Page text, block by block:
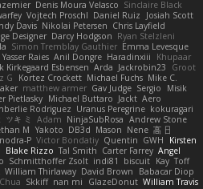
Denis Moura Velasco Sinclaire Black
Vojtech Proschl Daniel Ruiz
Josiah Scott
Davis Nikolai Petersen Chris Layfield
Designer Darcy Hodgson Ryan Stelzleni
Simon Tremblay Gauthier Emma Levesque
Yasser Raies Anil Dongre Haradinxiii
Khupaar
Kirkegaard Esbensen Arda Jackrobin23
Groot
G Kortez Crockett Michael Fuchs Mike C.
matthew armer Gav Judge Sergio
Misik
Pietlasky Michael Buttaro Jackt Aero
Rodriguez Uranus Peregrine kokuragari
ツキ ミ Adam NinjaSubRosa Andrew Stone
M Yakoto DB3d Mason Nene 高 日
P Victor Bondatiy Quentin GWH
Kirsten
Blake Rizzo Tal Smith Carter Farrey Angel
Schmitthoffer Zsolt indi81 biscuit Kay Toff
William Thirlaway David Brown
Babacar Diop
Skkiff nan mi GlazeDonut William Travis